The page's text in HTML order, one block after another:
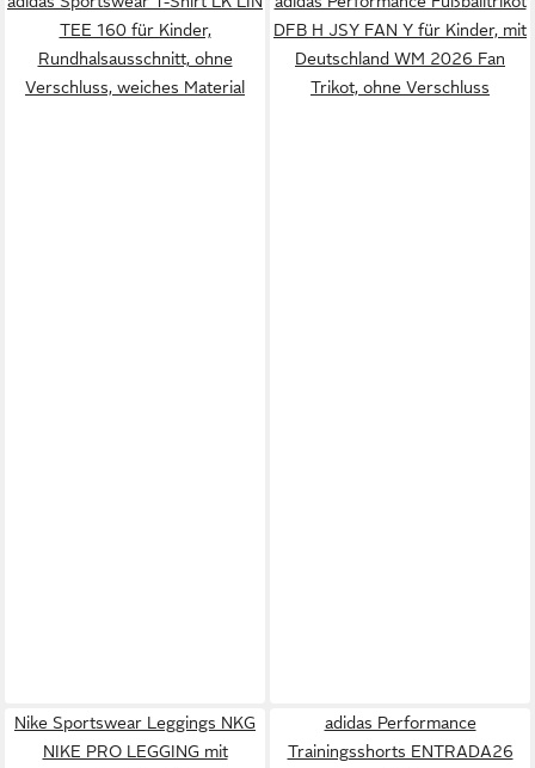
TEE 160 für Kinder,
Rundhalsausschnitt, ohne
Verschluss, weiches Material
DFB H JSY FAN Y für Kinder, mit
Deutschland WM 2026 Fan
Trikot, ohne Verschluss
Nike Sportswear Leggings NKG
NIKE PRO LEGGING mit
adidas Performance
Trainingsshorts ENTRADA26